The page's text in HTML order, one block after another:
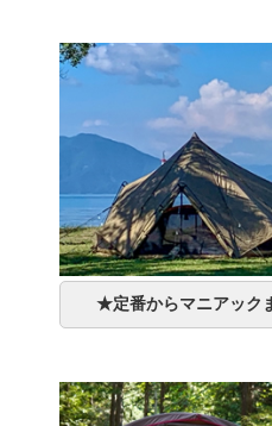
★定番からマニアック